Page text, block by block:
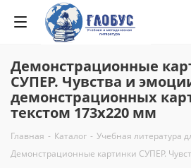
Демонстрационные
СУПЕР. Чувства и
демонстрационных
текстом 173х220 мм
Главная - Каталог - Учебная литература
Демонстрационные картинки СУПЕР.